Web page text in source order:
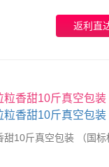
返利
香甜10斤真空包装
10斤真空包装 （国标